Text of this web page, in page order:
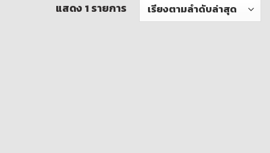
แสดง 1 รายการ